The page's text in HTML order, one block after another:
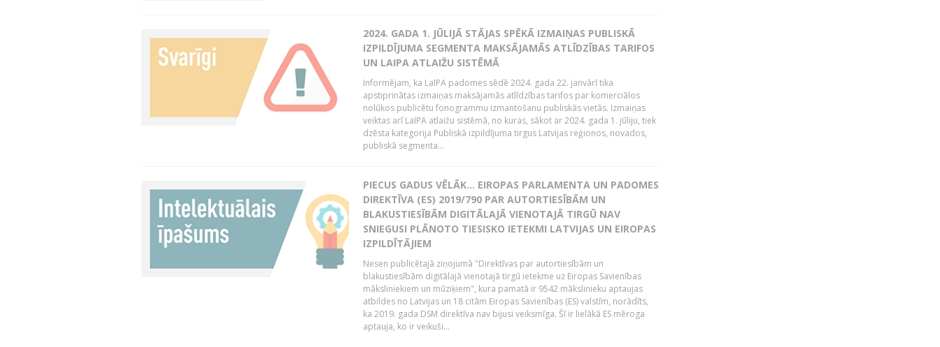
2024. GADA 1. JŪLIJĀ STĀJAS SPĒKĀ IZMAIŅAS PUBLISKĀ
IZPILDĪJUMA SEGMENTA MAKSĀJAMĀS ATLĪDZĪBAS TARIFOS
UN LAIPA ATLAIŽU SISTĒMĀ
Informējam, ka LaIPA padomes sēdē 2024. gada 22. janvārī tika
apstiprinātas izmaiņas maksājamās atlīdzības tarifos par komerciālos
nolūkos publicētu fonogrammu izmantošanu publiskās vietās. Izmaiņas
veiktas arī LaIPA atlaižu sistēmā, no kuras, sākot ar 2024. gada 1. jūliju, tiek
dzēsta kategorija Publiskā izpildījuma tirgus Latvijas reģionos, novados,
publiskā segmenta...
PIECUS GADUS VĒLĀK... EIROPAS PARLAMENTA UN PADOMES
DIREKTĪVA (ES) 2019/790 PAR AUTORTIESĪBĀM UN
BLAKUSTIESĪBĀM DIGITĀLAJĀ VIENOTAJĀ TIRGŪ NAV
SNIEGUSI PLĀNOTO TIESISKO IETEKMI LATVIJAS UN EIROPAS
IZPILDĪTĀJIEM
Nesen publicētajā ziņojumā "Direktīvas par autortiesībām un
blakustiesībām digitālajā vienotajā tirgū ietekme uz Eiropas Savienības
māksliniekiem un mūziķiem", kura pamatā ir 9542 mākslinieku aptaujas
atbildes no Latvijas un 18 citām Eiropas Savienības (ES) valstīm, norādīts,
ka 2019. gada DSM direktīva nav bijusi veiksmīga. Šī ir lielākā ES mēroga
aptauja, ko ir veikuši...